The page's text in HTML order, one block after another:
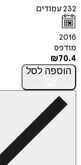
232עמודים
2016
מודפס
₪70.4
הוספה לסל